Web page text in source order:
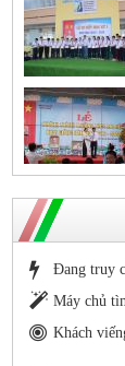
Đang truy
Máy chủ
Khách